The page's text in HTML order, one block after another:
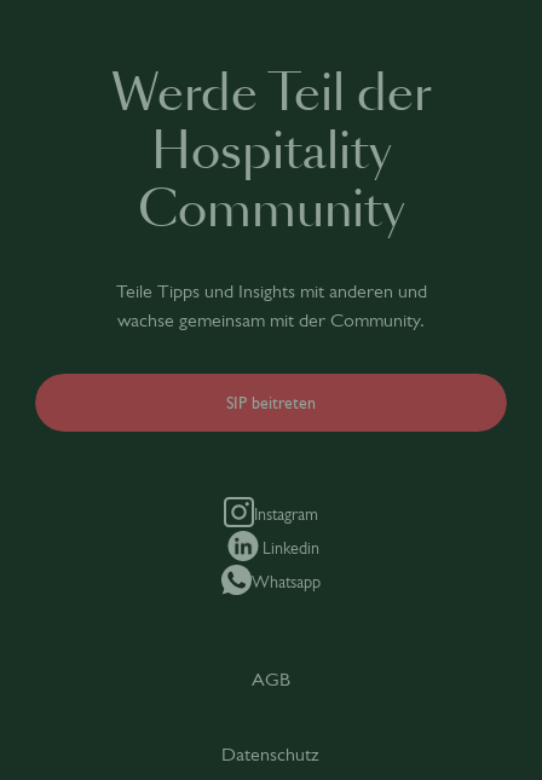
Werde Teil der
Hospitality
Community
Teile Tipps und Insights mit anderen und
wachse gemeinsam mit der Community.
SIP beitreten
Instagram
Linkedin
Whatsapp
AGB
Datenschutz